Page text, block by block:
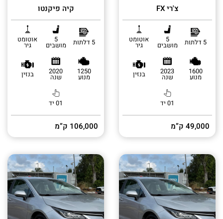
צ'רי FX
5 דלתות 5
מושבים
אוטומט
גיר
1600
מנוע
2023
שנה בנזין
01 יד
49,000 ק”מ
קיה פיקנטו
5 דלתות 5
מושבים
אוטומט
גיר
1250
מנוע
2020
שנה בנזין
01 יד
106,000 ק”מ